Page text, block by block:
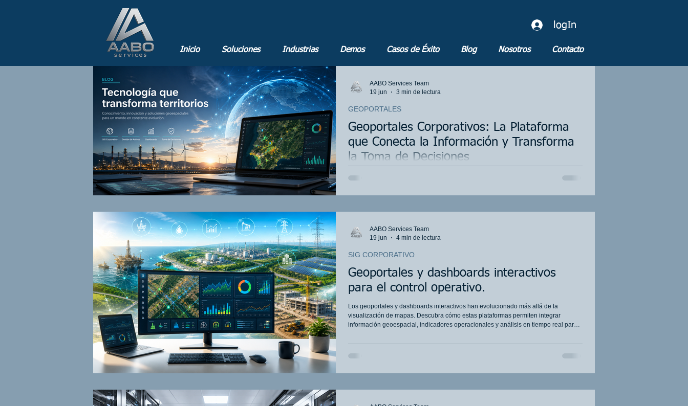
logIn
Inicio Soluciones Industrias Demos Casos de Éxito Blog Nosotros Contacto
Geoportales Corporativos: La Plataforma
que Conecta la Información y Transforma
la Toma de Decisiones
información. En este contexto, los geoportales corporativos han evolucionado desde
conectar datos, procesos y sistemas empresariales. Su verdadero valor no radica
dispersa en
GEOPORTALES
AABO Services Team
19 jun
3 min de lectura
Geoportales y dashboards interactivos
para el control operativo.
Los geoportales y dashboards interactivos han evolucionado más allá de la
visualización de mapas. Descubra cómo estas plataformas permiten integrar
información geoespacial, indicadores operacionales y análisis en tiempo real para
SIG CORPORATIVO
AABO Services Team
19 jun
4 min de lectura